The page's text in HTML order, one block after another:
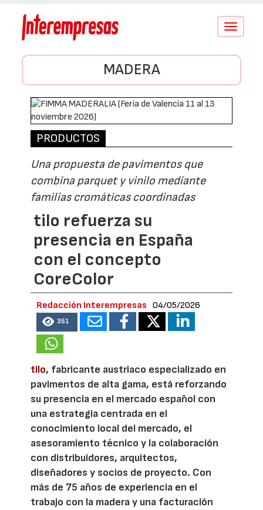
Conmutar
MADERA
PRODUCTOS
Una propuesta de pavimentos que
combina parquet y vinilo mediante
familias cromáticas coordinadas
tilo refuerza su
presencia en España
con el concepto
CoreColor
Redacción Interempresas 04/05/2026
351
tilo, fabricante austriaco especializado en
pavimentos de alta gama, está reforzando
su presencia en el mercado español con
una estrategia centrada en el
conocimiento local del mercado, el
asesoramiento técnico y la colaboración
con distribuidores, arquitectos,
diseñadores y socios de proyecto. Con
más de 75 años de experiencia en el
trabajo con la madera y una facturación